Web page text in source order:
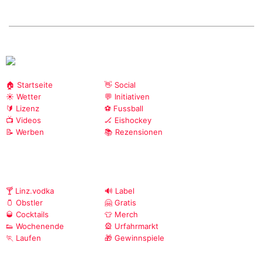
🏠 Startseite
☀️ Wetter
🔰 Lizenz
📺 Videos
📝 Werben
👋 Social
💬 Initiativen
⚽ Fussball
🏒 Eishockey
📚 Rezensionen
🍸 Linz.vodka
🫙 Obstler
🥃 Cocktails
👟 Wochenende
🏃 Laufen
🔊 Label
🤗 Gratis
👕 Merch
🎡 Urfahrmarkt
🎁 Gewinnspiele